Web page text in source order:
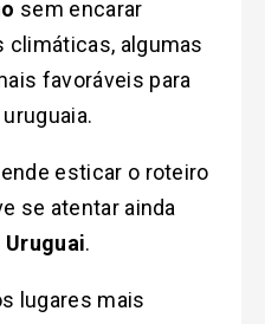
sem encarar
climáticas, algumas
favoráveis para
esticar o roteiro
se atentar ainda
.
lugares mais